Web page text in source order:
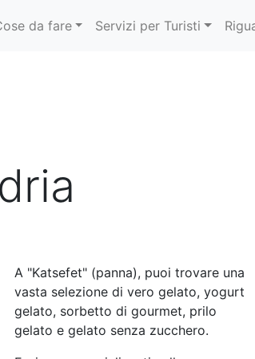
da fare Servizi per Turisti
A "Katsefet" (panna), puoi trovare una
vasta selezione di vero gelato, yogurt
gelato, sorbetto di gourmet, prilo
gelato e gelato senza zucchero.